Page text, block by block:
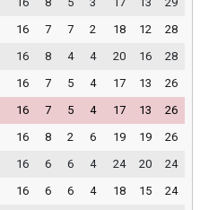
16 7 7 2 18 12
28
16 8 4 4 20 16
28
16 7 5 4 17 13
26
16 7 5 4 17 13
26
16 8 2 6 19 19
26
16 6 6 4 24 20
24
16 6 6 4 18 15
24